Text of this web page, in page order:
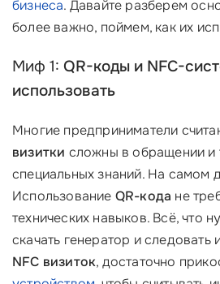
бизнеса. Давайте разберем
более важно, поймем, как их
Миф 1: QR-коды и NFC-
использовать
Многие предприниматели
визитки сложны в обращении и
специальных знаний. На самом
Использование QR-кода не
технических навыков. Всё, что
скачать генератор и следовать
NFC визиток, достаточно